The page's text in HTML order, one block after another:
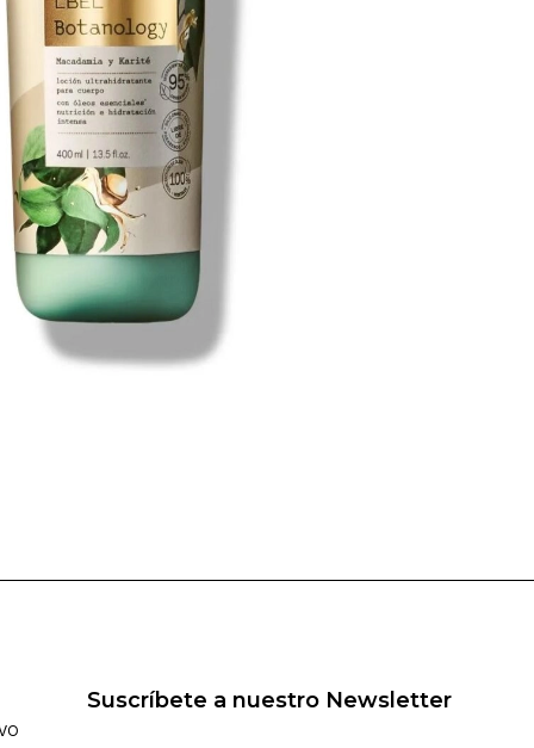
Suscríbete a nuestro Newsletter